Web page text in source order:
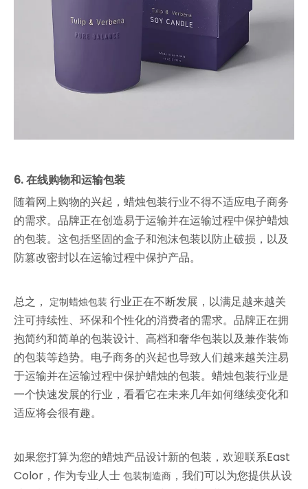
6. 在线购物和运输包装
随着网上购物的兴起，蜡烛包装行业不得不适应电子商务
的需求。品牌正在创造易于运输并在运输过程中保护蜡烛
的包装。这包括坚固的盒子和泡沫包装以防止破损，以及
防篡改密封以在运输过程中保护产品。
总之， 定制蜡烛包装 行业正在不断发展，以满足越来越关
注可持续性、环保和个性化的消费者的需求。品牌正在拥
抱简约和简单的包装设计、高档和奢华包装以及兼作装饰
的包装等趋势。电子商务的兴起也导致人们越来越关注易
于运输并在运输过程中保护蜡烛的包装。蜡烛包装行业是
一个快速发展的行业，看看它在未来几年如何继续变化和
适应将会很有趣。
如果您打算为您的蜡烛产品设计新的包装，欢迎联系East
Color，作为专业人士 包装制造商 ，我们可以为您提供从设